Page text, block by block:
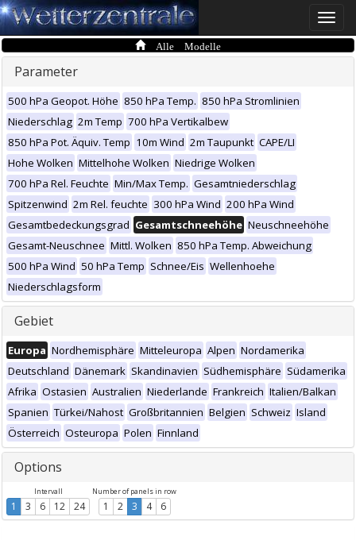
Toggle
Alle Modelle
Parameter
500 hPa Geopot. Höhe 850 hPa Temp. 850 hPa Stromlinien
Niederschlag 2m Temp 700 hPa Vertikalbew
850 hPa Pot. Äquiv. Temp 10m Wind 2m Taupunkt CAPE/LI
Hohe Wolken Mittelhohe Wolken Niedrige Wolken
700 hPa Rel. Feuchte Min/Max Temp. Gesamtniederschlag
Spitzenwind 2m Rel. feuchte 300 hPa Wind 200 hPa Wind
Gesamtbedeckungsgrad Gesamtschneehöhe Neuschneehöhe
Gesamt-Neuschnee Mittl. Wolken 850 hPa Temp. Abweichung
500 hPa Wind 50 hPa Temp Schnee/Eis Wellenhoehe
Niederschlagsform
Gebiet
Europa Nordhemisphäre Mitteleuropa Alpen Nordamerika
Deutschland Dänemark Skandinavien Südhemisphäre Südamerika
Afrika Ostasien Australien Niederlande Frankreich Italien/Balkan
Spanien Türkei/Nahost Großbritannien Belgien Schweiz Island
Österreich Osteuropa Polen Finnland
Options
Intervall
1 3 6 12 24
Number of panels in row
1 2 3 4 6